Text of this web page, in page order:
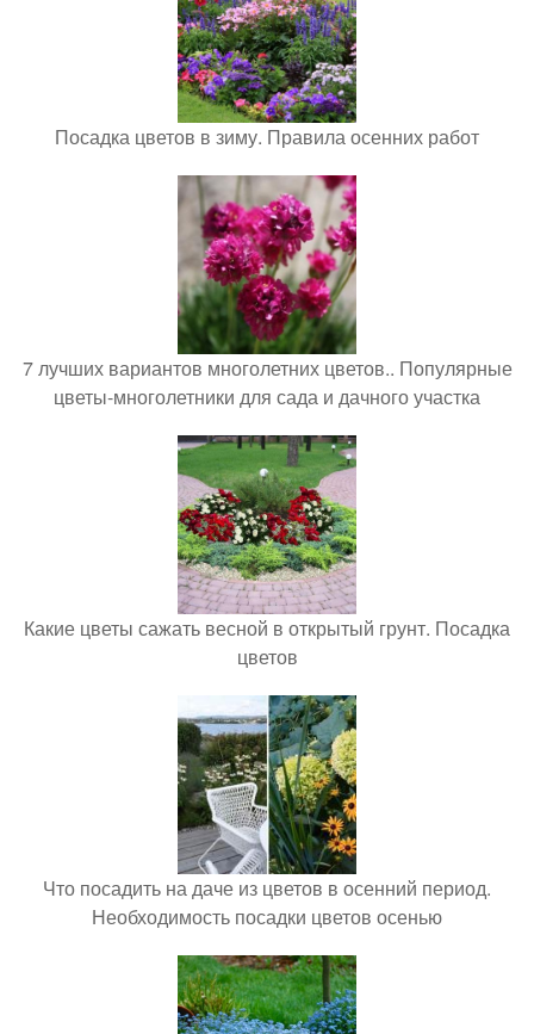
Посадка цветов в зиму. Правила осенних работ
7 лучших вариантов многолетних цветов.. Популярные
цветы-многолетники для сада и дачного участка
Какие цветы сажать весной в открытый грунт. Посадка
цветов
Что посадить на даче из цветов в осенний период.
Необходимость посадки цветов осенью